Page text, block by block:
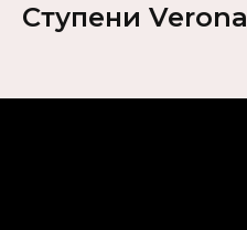
Ступени Verona